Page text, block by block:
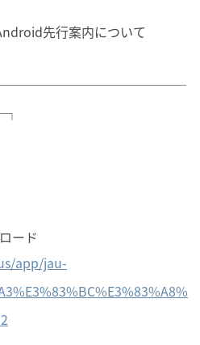
先行案内について
ード
app/jau-